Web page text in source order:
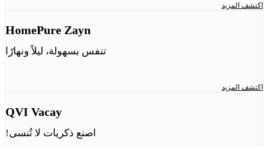
اكتشف المزيد
HomePure Zayn
تنفس بسهولة، ليلاً ونهارًا
اكتشف المزيد
QVI Vacay
اصنع ذكريات لا تُنسى!